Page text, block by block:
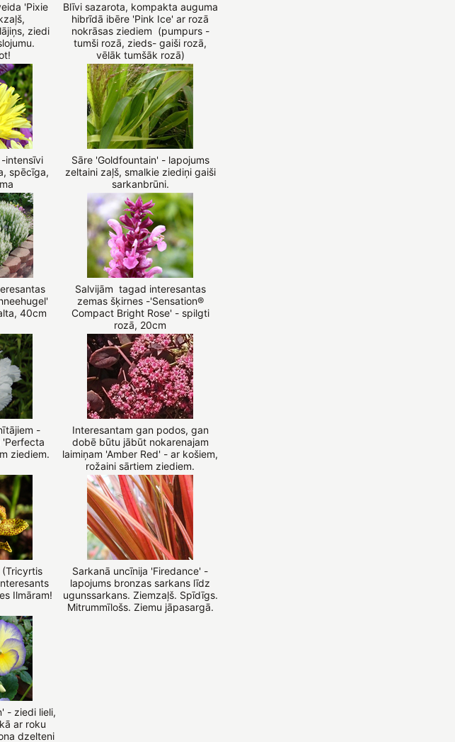
'Pixie
ziedi
Blīvi sazarota, kompakta auguma
hibrīdā ibēre 'Pink Ice' ar rozā
nokrāsas ziediem (pumpurs -
tumši rozā, zieds- gaiši rozā,
vēlāk tumšāk rozā)
intensīvi
spēcīga,
Sāre 'Goldfountain' - lapojums
zeltaini zaļš, smalkie ziediņi gaiši
sarkanbrūni.
40cm
Salvijām tagad interesantas
zemas šķirnes -'Sensation®
Compact Bright Rose' - spilgti
rozā, 20cm
-
'Perfecta
ziediem.
Interesantam gan podos, gan
dobē būtu jābūt nokarenajam
laimiņam 'Amber Red' - ar košiem,
rožaini sārtiem ziediem.
Ilmāram!
Sarkanā uncīnija 'Firedance' -
lapojums bronzas sarkans līdz
ugunssarkans. Ziemzaļš. Spīdīgs.
Mitrummīlošs. Ziemu jāpasargā.
- ziedi lieli,
ar roku
dzelteni